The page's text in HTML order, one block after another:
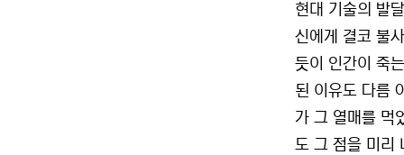
현대 기술의 발
신에게 결코 불
듯이 인간이 죽
된 이유도 다름
가 그 열매를 먹
도 그 점을 미리